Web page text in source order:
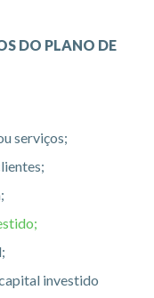
DO PLANO DE
serviços;
investido